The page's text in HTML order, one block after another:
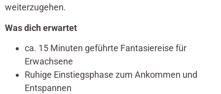
weiterzugehen.
Was dich erwartet
ca. 15 Minuten geführte Fantasiereise für
Erwachsene
Ruhige Einstiegsphase zum Ankommen und
Entspannen